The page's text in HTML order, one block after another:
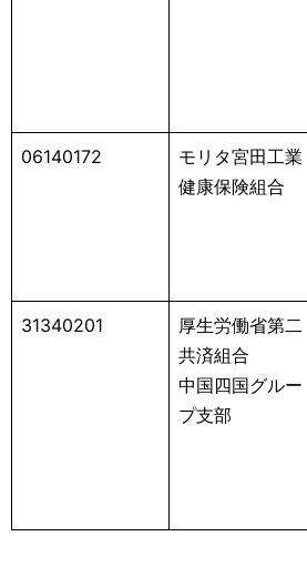
06140172
モリタ宮田工業
健康保険組合
31340201
厚生労働省第二
共済組合
中国四国グルー
プ支部